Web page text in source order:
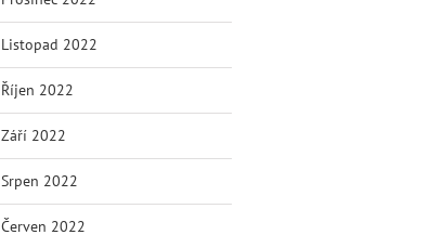
Listopad 2022
Říjen 2022
Září 2022
Srpen 2022
Červen 2022